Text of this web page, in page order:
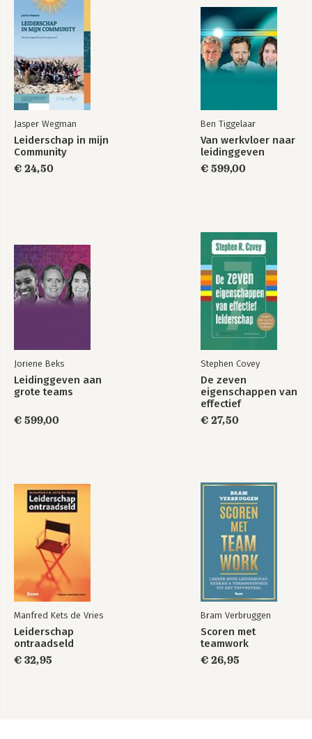
Leidinggeven aan
grote teams
Teamdynamiek
13. Van winstgedreven naar waardengedreven
14. Van ongenaakbaar naar kwetsbaar
15. Van veel naar weinig managers, van weinig naar veel
Jasper Wegman
Leiderschap in mijn
Community
€ 24,50
Ben Tiggelaar
Van werkvloer naar
leidinggeven
€ 599,00
Joriene Beks
Leidinggeven aan
grote teams
€ 599,00
Stephen Covey
De zeven
eigenschappen van
effectief
leiderschap
€ 27,50
Manfred Kets de Vries
Leiderschap
ontraadseld
€ 32,95
Bram Verbruggen
Scoren met
teamwork
€ 26,95